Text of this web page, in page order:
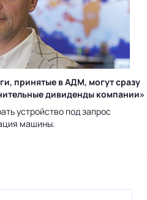
принятые в АДМ, могут сразу
дивиденды компании»
устройство под запрос
машины.